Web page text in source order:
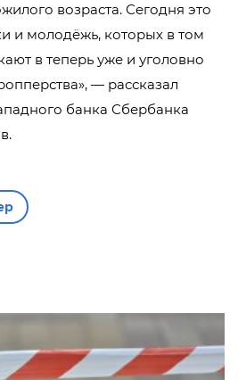
возраста. Сегодня это
и молодёжь, которых в том
в теперь уже и уголовно
— рассказал
банка Сбербанка